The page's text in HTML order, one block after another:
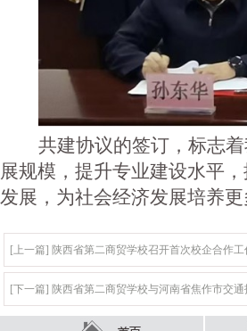
共建协议的签订，标志
展规模，提升专业建设水平
发展，为社会经济发展培养
[上一篇] 陕西省第二商贸学校召开首次校企合作工
[下一篇] 陕西省第二商贸学校与河南省焦作市交